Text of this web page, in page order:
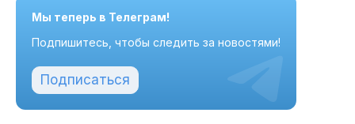
Мы теперь в Телеграм!
Подпишитесь, чтобы следить за новостями!
Подписаться